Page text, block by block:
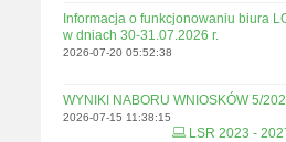
Informacja o funkcjonowaniu biura
w dniach 30-31.07.2026 r.
2026-07-20 05:52:38
WYNIKI NABORU WNIOSKÓW 5/
2026-07-15 11:38:15
LSR 2023 -